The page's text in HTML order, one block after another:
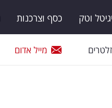
וטק כסף וצרכנות
מייל אדום